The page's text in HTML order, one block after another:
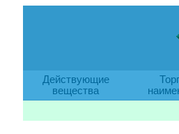
Действующие
вещества